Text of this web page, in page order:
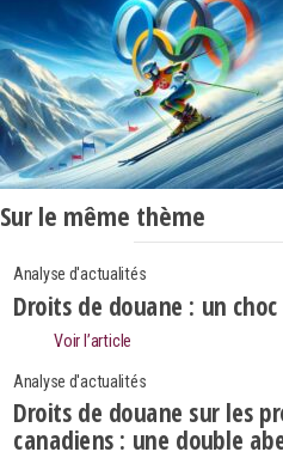
Sur le même thème
Analyse d'actualités
Droits de douane : un
Voir l’article
Analyse d'actualités
Droits de douane sur les
canadiens : une double